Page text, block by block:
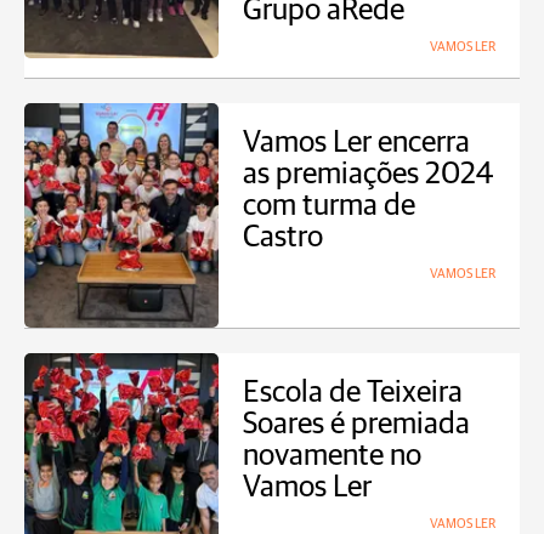
Grupo aRede
VAMOS LER
Vamos Ler encerra
as premiações 2024
com turma de
Castro
VAMOS LER
Escola de Teixeira
Soares é premiada
novamente no
Vamos Ler
VAMOS LER